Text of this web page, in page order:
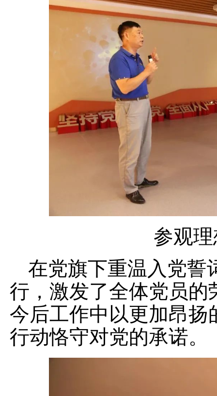
参观
在党旗下重温入党誓
行，激发了全体党员
今后工作中以更加昂
行动恪守对党的承诺。